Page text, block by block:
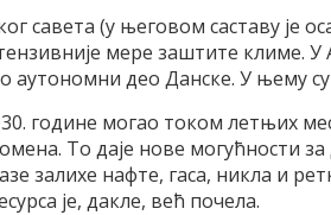
савета (у његовом саставу је
мере заштите климе.
аутономни део Данске. У њему
године могао током летњих
То даје нове могућности
залихе нафте, гаса, никла и
је, дакле, већ почела.